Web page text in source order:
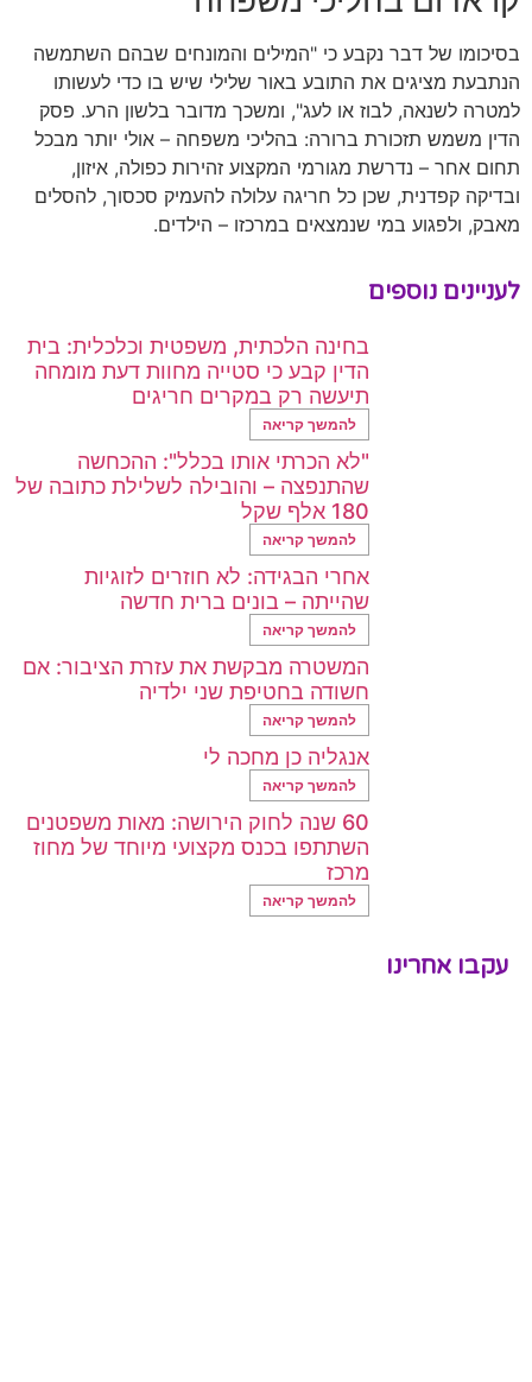
בסיכומו של דבר נקבע כי "המילים והמונחים שבהם השתמשה
הנתבעת מציגים את התובע באור שלילי שיש בו כדי לעשותו
למטרה לשנאה, לבוז או לעג", ומשכך מדובר בלשון הרע. פסק
הדין משמש תזכורת ברורה: בהליכי משפחה – אולי יותר מבכל
תחום אחר – נדרשת מגורמי המקצוע זהירות כפולה, איזון,
ובדיקה קפדנית, שכן כל חריגה עלולה להעמיק סכסוך, להסלים
מאבק, ולפגוע במי שנמצאים במרכזו – הילדים.
לעניינים נוספים
בחינה הלכתית, משפטית וכלכלית: בית
הדין קבע כי סטייה מחוות דעת מומחה
תיעשה רק במקרים חריגים
להמשך קריאה
"לא הכרתי אותו בכלל": ההכחשה
שהתנפצה – והובילה לשלילת כתובה של
180 אלף שקל
להמשך קריאה
אחרי הבגידה: לא חוזרים לזוגיות
שהייתה – בונים ברית חדשה
להמשך קריאה
המשטרה מבקשת את עזרת הציבור: אם
חשודה בחטיפת שני ילדיה
להמשך קריאה
אנגליה כן מחכה לי
להמשך קריאה
60 שנה לחוק הירושה: מאות משפטנים
השתתפו בכנס מקצועי מיוחד של מחוז
מרכז
להמשך קריאה
עקבו אחרינו